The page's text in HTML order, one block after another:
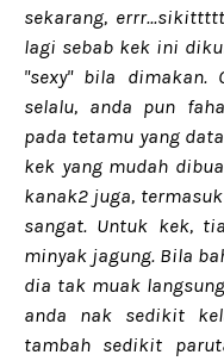
sekarang,
lagi sebab kek ini
"sexy" bila
selalu, anda pun
pada tetamu yang
kek yang mudah
kanak2 juga,
sangat. Untuk kek,
minyak jagung. Bila
dia tak muak
anda nak sedikit
tambah sedikit